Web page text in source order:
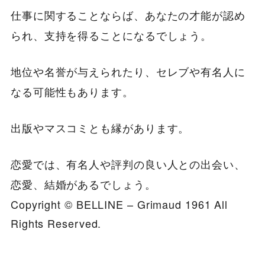
仕事に関することならば、あなたの才能が認め
られ、支持を得ることになるでしょう。
地位や名誉が与えられたり、セレブや有名人に
なる可能性もあります。
出版やマスコミとも縁があります。
恋愛では、有名人や評判の良い人との出会い、
恋愛、結婚があるでしょう。
Copyright © BELLINE – Grimaud 1961 All
Rights Reserved.